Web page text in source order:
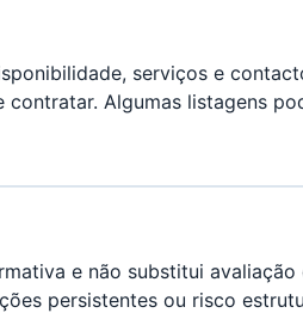
serviços e
Algumas listagens
e não substitui
persistentes ou risco